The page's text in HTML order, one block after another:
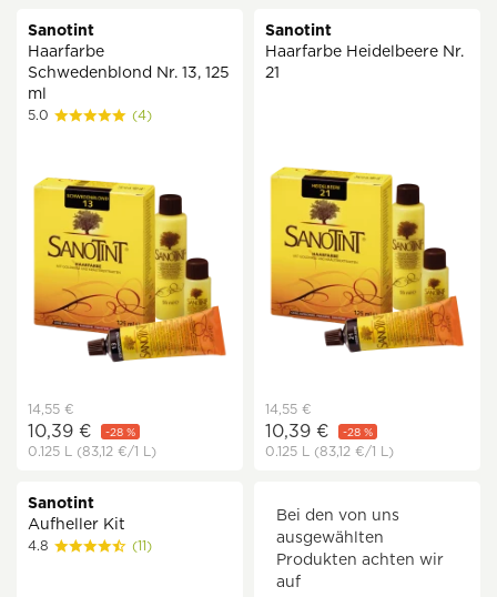
Sanotint
Haarfarbe
Schwedenblond Nr. 13, 125
ml
5.0 (4)
14,55 €
10,39 € -28 %
0.125 L (83,12 €/1 L)
Sanotint
Haarfarbe Heidelbeere Nr.
21
14,55 €
10,39 € -28 %
0.125 L (83,12 €/1 L)
Sanotint
Aufheller Kit
4.8 (11)
Bei den von uns
ausgewählten
Produkten achten wir
auf